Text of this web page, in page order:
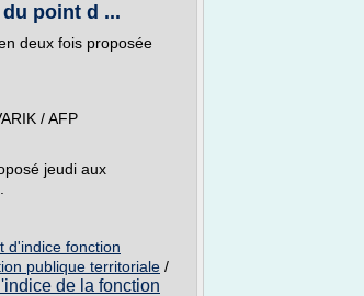
point d ...
deux fois proposée
/ AFP
jeudi aux
d'indice fonction
publique territoriale /
de la fonction